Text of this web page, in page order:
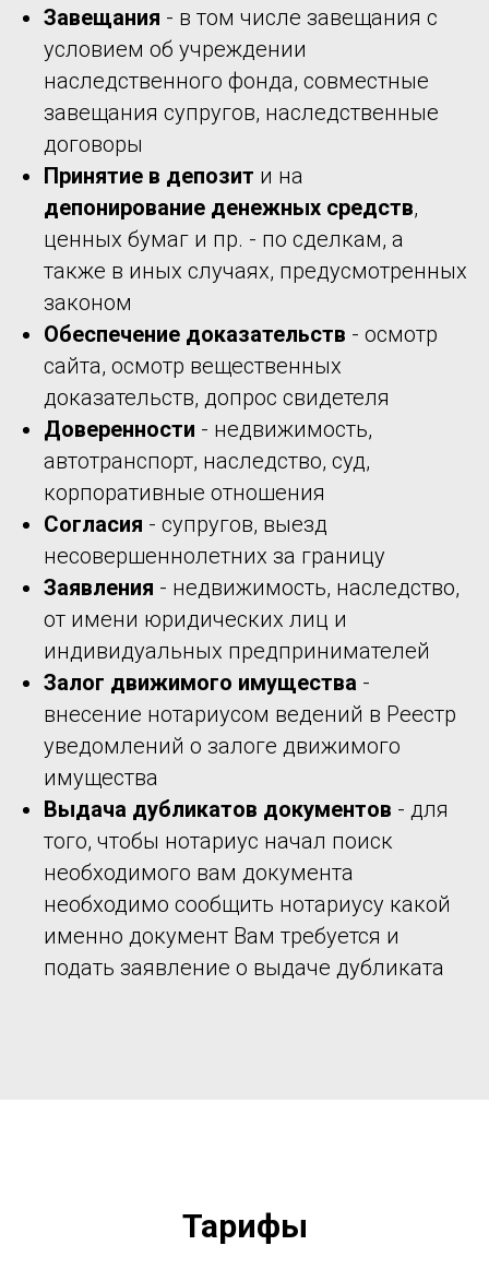
Завещания - в том числе завещания с
условием об учреждении
наследственного фонда, совместные
завещания супругов, наследственные
договоры
Принятие в депозит и на
депонирование денежных средств,
ценных бумаг и пр. - по сделкам, а
также в иных случаях, предусмотренных
законом
Обеспечение доказательств - осмотр
сайта, осмотр вещественных
доказательств, допрос свидетеля
Доверенности - недвижимость,
автотранспорт, наследство, суд,
корпоративные отношения
Согласия - супругов, выезд
несовершеннолетних за границу
Заявления - недвижимость, наследство,
от имени юридических лиц и
индивидуальных предпринимателей
Залог движимого имущества -
внесение нотариусом ведений в Реестр
уведомлений о залоге движимого
имущества
Выдача дубликатов документов - для
того, чтобы нотариус начал поиск
необходимого вам документа
необходимо сообщить нотариусу какой
именно документ Вам требуется и
подать заявление о выдаче дубликата
Тарифы